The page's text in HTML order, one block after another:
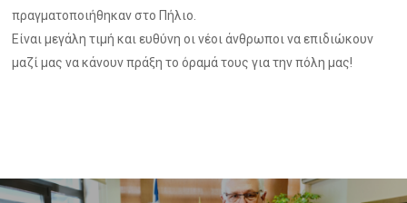
πραγματοποιήθηκαν στο Πήλιο.
Είναι μεγάλη τιμή και ευθύνη οι νέοι άνθρωποι να επιδιώκουν
μαζί μας να κάνουν πράξη το όραμά τους για την πόλη μας!